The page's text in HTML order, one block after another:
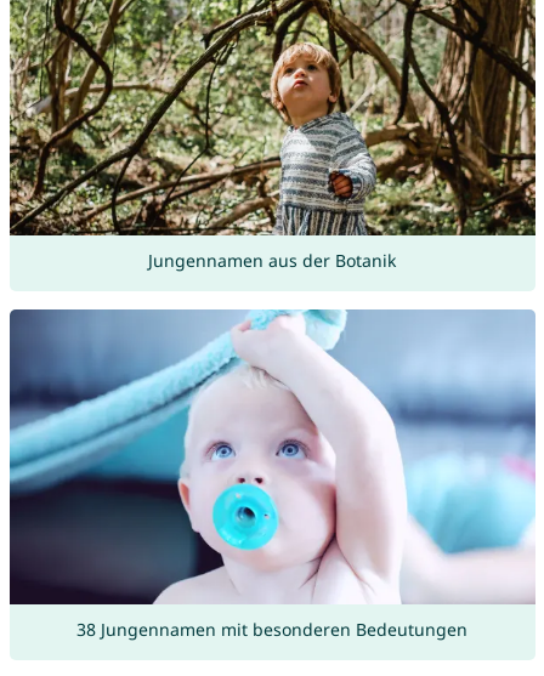
Jungennamen aus der Botanik
38 Jungennamen mit besonderen Bedeutungen